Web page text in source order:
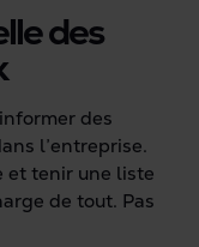
des
des
l’entreprise.
et tenir une liste
de tout. Pas